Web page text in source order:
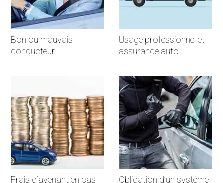
Bon ou mauvais
conducteur
Usage professionnel et
assurance auto
Frais d’avenant en cas
Obligation d’un système